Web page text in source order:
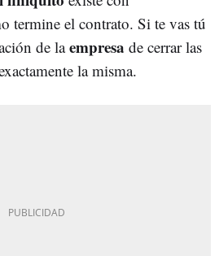
termine el contrato. Si te vas tú
de laempresa de cerrar las
la misma.